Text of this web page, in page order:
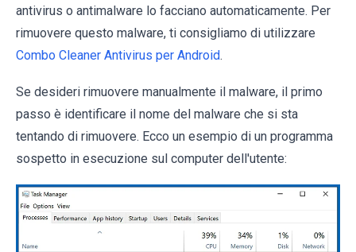
antivirus o antimalware lo facciano automaticamente. Per
rimuovere questo malware, ti consigliamo di utilizzare
Combo Cleaner Antivirus per Android.
Se desideri rimuovere manualmente il malware, il primo
passo è identificare il nome del malware che si sta
tentando di rimuovere. Ecco un esempio di un programma
sospetto in esecuzione sul computer dell'utente: